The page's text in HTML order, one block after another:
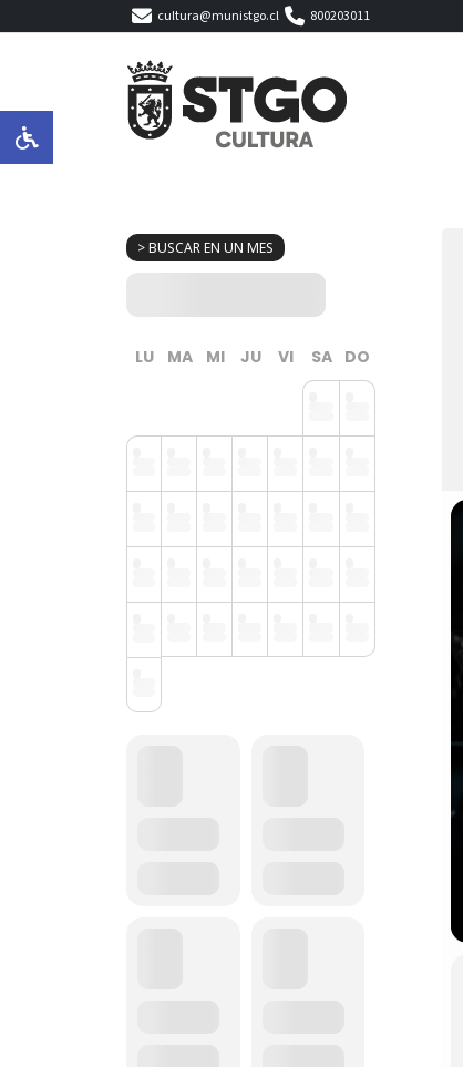
cultura@munistgo.cl 800203011
> BUSCAR EN UN MES
LU MA MI JU VI SA DO